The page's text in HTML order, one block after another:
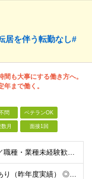
居を伴う転勤なし#
間も大事にする働き方へ。
年まで働く。
問 ベテランOK
月 面接1回
【ブランクOK／学歴不問／職種・業種未経験歓迎】 ≪こんな方にピッタリ≫ □ 転勤のない会社で、家族との生活基盤を安定させたい □ 満員電車の通勤から卒業したい □ コミュニケーションを大切にしなが
◎賞与年間4.6か月分支給あり（昨年度実績） ◎モデル賞与例：979,800円 ※昨年実績 ◎借り上げ社宅制度や従業員購買制度など生活にうれしい制度完備 月給17万3200円～33万6500円＋各種